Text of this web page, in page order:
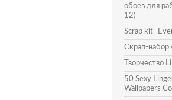
обоев для
12)
Scrap kit-
Скрап-набор
Творчество
50 Sexy
Wallpapers